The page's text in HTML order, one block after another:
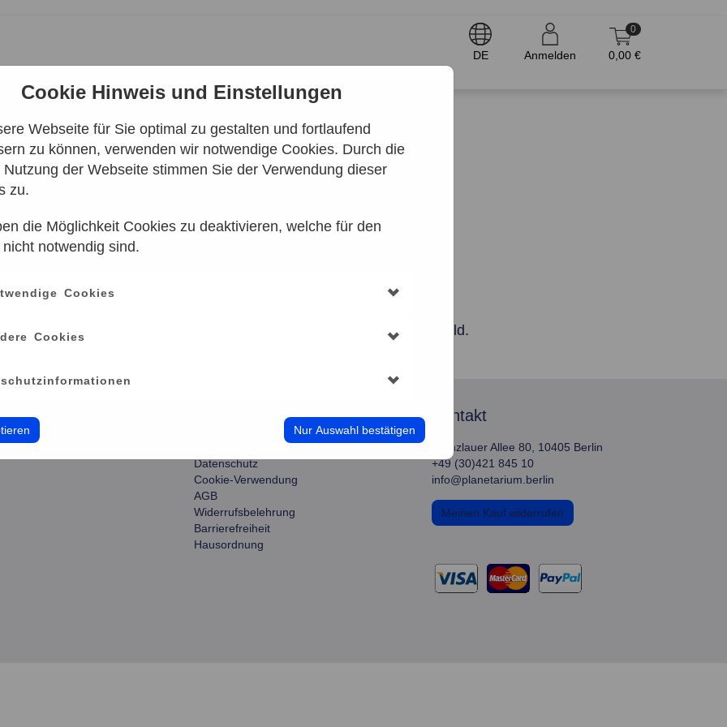
Cookie Hinweis und Einstellungen
Webseite für Sie optimal zu gestalten und fortlaufend
zu können, verwenden wir notwendige Cookies. Durch die
Nutzung der Webseite stimmen Sie der Verwendung dieser
zu.
die Möglichkeit Cookies zu deaktivieren, welche für den
notwendig sind.
Cookies
Cookies
Nur Auswahl bestätigen
DE Anmelden
0
0,00 €
Leider keine Ergebnisse gefunden
anderen Zeitraum aus. Klicken Sie Bitte dazu auf das Datumsfeld.
Datenschutz
Cookie-Verwendung
AGB
Widerrufsbelehrung
Barrierefreiheit
Hausordnung
kontakt
Prenzlauer Allee 80, 10405 Berlin
+49 (30)421 845 10
info@planetarium.berlin
Meinen Kauf widerrufen